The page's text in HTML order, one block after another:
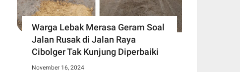
Warga Lebak Merasa Geram Soal
Jalan Rusak di Jalan Raya
Cibolger Tak Kunjung Diperbaiki
November 16, 2024